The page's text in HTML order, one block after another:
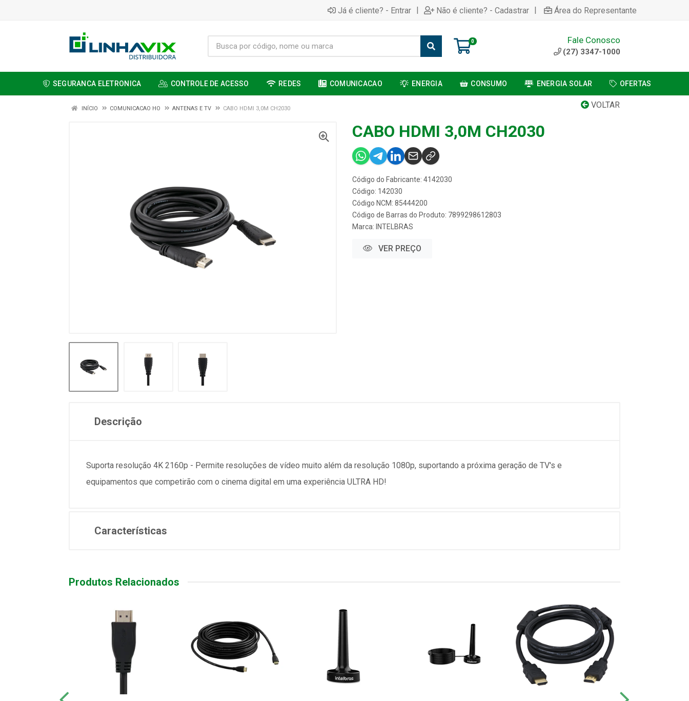
Já é cliente? - Entrar | Não é cliente? - Cadastrar | Área do Representante
0 Fale Conosco
(27) 3347-1000
SEGURANCA ELETRONICA CONTROLE DE ACESSO REDES COMUNICACAO ENERGIA CONSUMO ENERGIA SOLAR OFERTAS
VOLTAR
INÍCIO COMUNICACAO HO ANTENAS E TV CABO HDMI 3,0M CH2030
CABO HDMI 3,0M CH2030
Código do Fabricante: 4142030
Código: 142030
Código NCM: 85444200
Código de Barras do Produto: 7899298612803
Marca: INTELBRAS
VER PREÇO
Descrição
Suporta resolução 4K 2160p - Permite resoluções de vídeo muito além da resolução 1080p, suportando a próxima geração de TV's e
equipamentos que competirão com o cinema digital em uma experiência ULTRA HD!
Características
Produtos Relacionados